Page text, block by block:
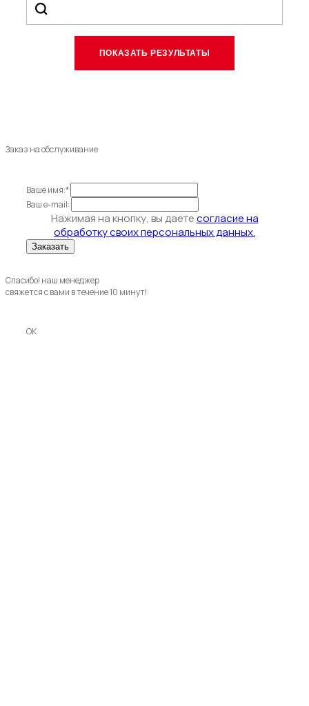
Заказ на обслуживание
Ваше имя:*
Ваш e-mail:
Нажимая на кнопку, вы даетесогласие на
обработку своих персональных данных.
Спасибо! наш менеджер
свяжется с вами в течение 10 минут!
OK